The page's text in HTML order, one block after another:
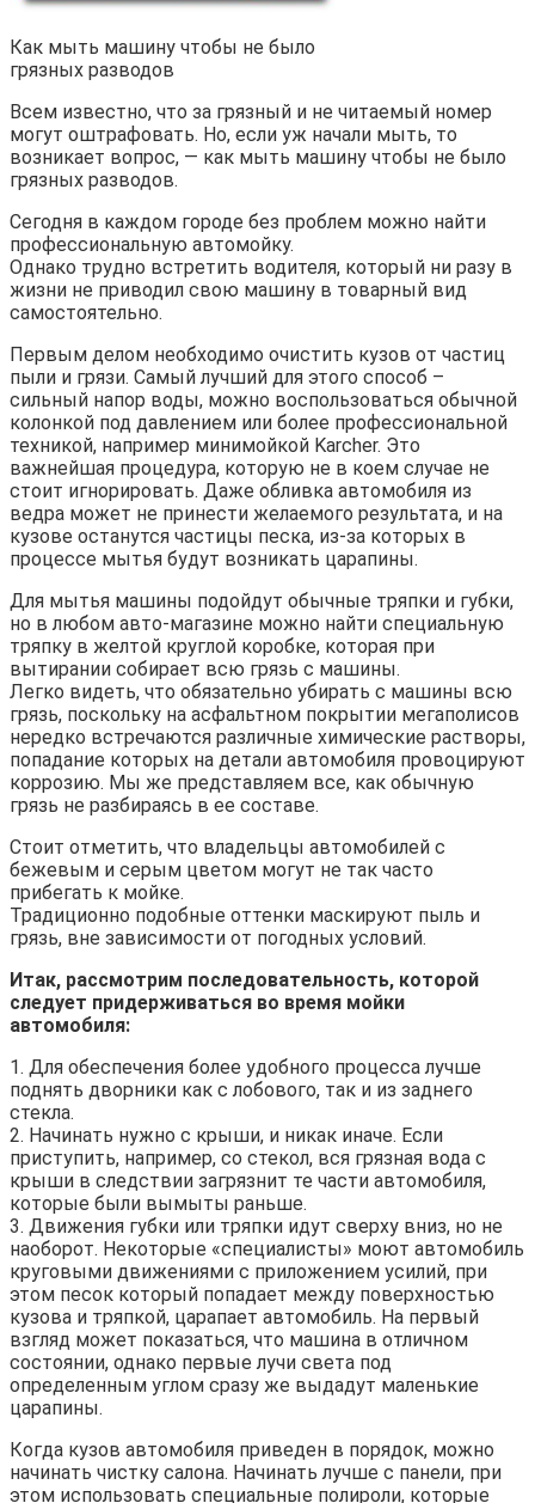
Как мыть машину чтобы не было
грязных разводов
Всем известно, что за грязный и не читаемый номер
могут оштрафовать. Но, если уж начали мыть, то
возникает вопрос, — как мыть машину чтобы не было
грязных разводов.
Сегодня в каждом городе без проблем можно найти
профессиональную автомойку.
Однако трудно встретить водителя, который ни разу в
жизни не приводил свою машину в товарный вид
самостоятельно.
Первым делом необходимо очистить кузов от частиц
пыли и грязи. Самый лучший для этого способ –
сильный напор воды, можно воспользоваться обычной
колонкой под давлением или более профессиональной
техникой, например минимойкой Karcher. Это
важнейшая процедура, которую не в коем случае не
стоит игнорировать. Даже обливка автомобиля из
ведра может не принести желаемого результата, и на
кузове останутся частицы песка, из-за которых в
процессе мытья будут возникать царапины.
Для мытья машины подойдут обычные тряпки и губки,
но в любом авто-магазине можно найти специальную
тряпку в желтой круглой коробке, которая при
вытирании собирает всю грязь с машины.
Легко видеть, что обязательно убирать с машины всю
грязь, поскольку на асфальтном покрытии мегаполисов
нередко встречаются различные химические растворы,
попадание которых на детали автомобиля провоцируют
коррозию. Мы же представляем все, как обычную
грязь не разбираясь в ее составе.
Стоит отметить, что владельцы автомобилей с
бежевым и серым цветом могут не так часто
прибегать к мойке.
Традиционно подобные оттенки маскируют пыль и
грязь, вне зависимости от погодных условий.
Итак, рассмотрим последовательность, которой
следует придерживаться во время мойки
автомобиля:
1. Для обеспечения более удобного процесса лучше
поднять дворники как с лобового, так и из заднего
стекла.
2. Начинать нужно с крыши, и никак иначе. Если
приступить, например, со стекол, вся грязная вода с
крыши в следствии загрязнит те части автомобиля,
которые были вымыты раньше.
3. Движения губки или тряпки идут сверху вниз, но не
наоборот. Некоторые «специалисты» моют автомобиль
круговыми движениями с приложением усилий, при
этом песок который попадает между поверхностью
кузова и тряпкой, царапает автомобиль. На первый
взгляд может показаться, что машина в отличном
состоянии, однако первые лучи света под
определенным углом сразу же выдадут маленькие
царапины.
Когда кузов автомобиля приведен в порядок, можно
начинать чистку салона. Начинать лучше с панели, при
этом использовать специальные полироли, которые